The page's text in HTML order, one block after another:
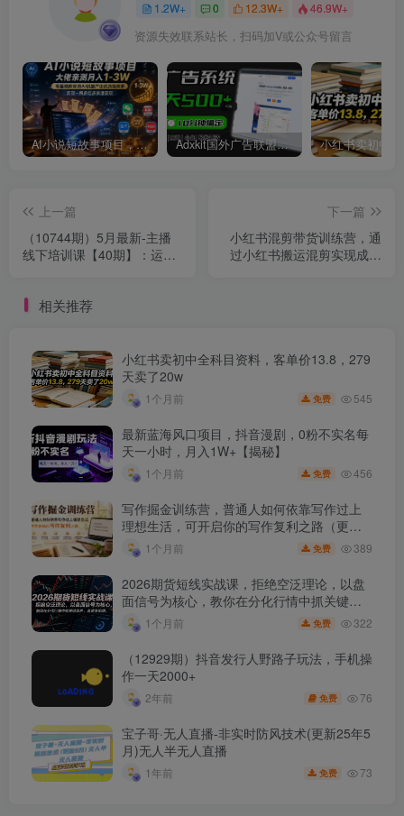
1.2W+ 0 12.3W+ 46.9W+
资源失效联系站长，扫码加V或公众号留言
AI小说短故事项目，大佬亲测月入1-3W，零基础教你用AI批量产出优质短故事，实现一稿多吃多渠道变现 Adxkit国外广告联盟系统，一天上500+广告，让你的投放更加高效简单！
上一篇
（10744期）5月最新-主播
线下培训课【40期】：运营
下一篇
小红书混剪带货训练营，通
过小红书搬运混剪实现成交
相关推荐
小红书卖初中全科目资料，客单价13.8，279
天卖了20w
1个月前 免费 545
最新蓝海风口项目，抖音漫剧，0粉不实名每
天一小时，月入1W+【揭秘】
1个月前 免费 456
写作掘金训练营，普通人如何依靠写作过上
理想生活，可开启你的写作复利之路（更新6
月） 1个月前 免费 389
2026期货短线实战课，拒绝空泛理论，以盘
面信号为核心，教你在分化行情中抓关键品
种、避诱多陷阱
1个月前 免费 322
（12929期）抖音发行人野路子玩法，手机操
作一天2000+
2年前 免费 76
宝子哥·无人直播-非实时防风技术(更新25年5
月)无人半无人直播
1年前 免费 73